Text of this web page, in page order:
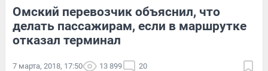
Омский перевозчик объяснил, что
делать пассажирам, если в маршрутке
отказал терминал
7 марта, 2018, 17:50 13 899 20